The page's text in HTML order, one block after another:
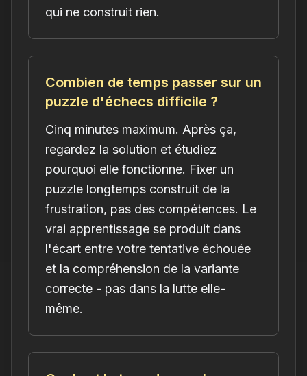
qui ne construit rien.
Combien de temps passer sur un
puzzle d'échecs difficile ?
Cinq minutes maximum. Après ça,
regardez la solution et étudiez
pourquoi elle fonctionne. Fixer un
puzzle longtemps construit de la
frustration, pas des compétences. Le
vrai apprentissage se produit dans
l'écart entre votre tentative échouée
et la compréhension de la variante
correcte - pas dans la lutte elle-
même.